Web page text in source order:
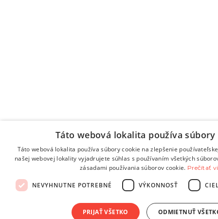
Táto webová lokalita používa súbory
Táto webová lokalita používa súbory cookie na zlepšenie
našej webovej lokality vyjadrujete súhlas s používaním všetkých
zásadami používania súborov cookie. Prečítať
NEVYHNUTNE POTREBNÉ VÝKONNOSŤ
PRIJAŤ VŠETKO ODMIETNUŤ